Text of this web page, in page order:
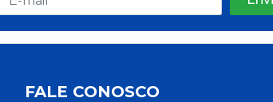
FALE CONOSCO